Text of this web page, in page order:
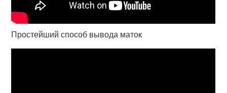
Простейший способ вывода маток